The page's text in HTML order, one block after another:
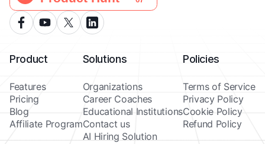
Product
Features
Pricing
Blog
Affiliate Program
Solutions
Organizations
Career Coaches
Educational Institutions
Contact us
AI Hiring Solution
Policies
Terms of Service
Privacy Policy
Cookie Policy
Refund Policy